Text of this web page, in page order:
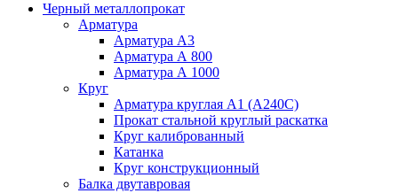
Черный металлопрокат
Арматура
Арматура А3
Арматура А 800
Арматура А 1000
Круг
Арматура круглая А1 (А240C)
Прокат стальной круглый раскатка
Круг калиброванный
Катанка
Круг конструкционный
Балка двутавровая